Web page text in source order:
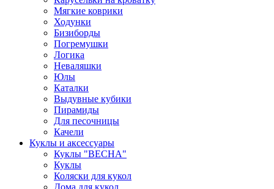
Мягкие коврики
Ходунки
Бизиборды
Погремушки
Логика
Неваляшки
Юлы
Каталки
Выдувные кубики
Пирамиды
Для песочницы
Качели
Куклы и аксессуары
Куклы "ВЕСНА"
Куклы
Коляски для кукол
Дома для кукол